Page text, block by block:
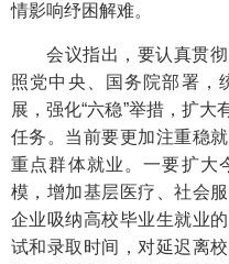
情影响纾困解难。
会议指出，要认真贯
照党中央、国务院部署，
展，强化“六稳”举措，扩
任务。当前要更加注重稳
重点群体就业。一要扩大
模，增加基层医疗、社会
企业吸纳高校毕业生就业
试和录取时间，对延迟离